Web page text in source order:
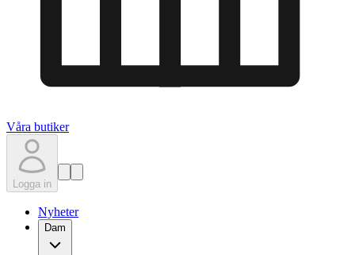
Våra butiker
Logga in
Nyheter
Dam